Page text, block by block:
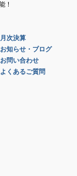
！
月次決算
お知らせ・ブログ
お問い合わせ
よくあるご質問